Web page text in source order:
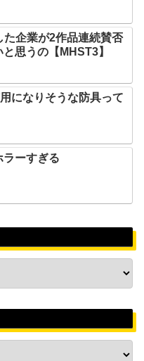
た企業が2作品連続賛否
思うの【MHST3】
になりそうな防具って
ラーすぎる